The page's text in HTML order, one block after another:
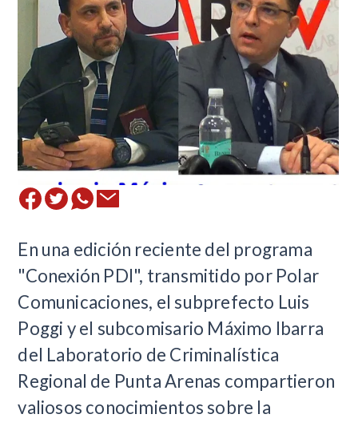
​En una edición reciente del programa
"Conexión PDI", transmitido por Polar
Comunicaciones, el subprefecto Luis
Poggi y el subcomisario Máximo Ibarra
del Laboratorio de Criminalística
Regional de Punta Arenas compartieron
valiosos conocimientos sobre la